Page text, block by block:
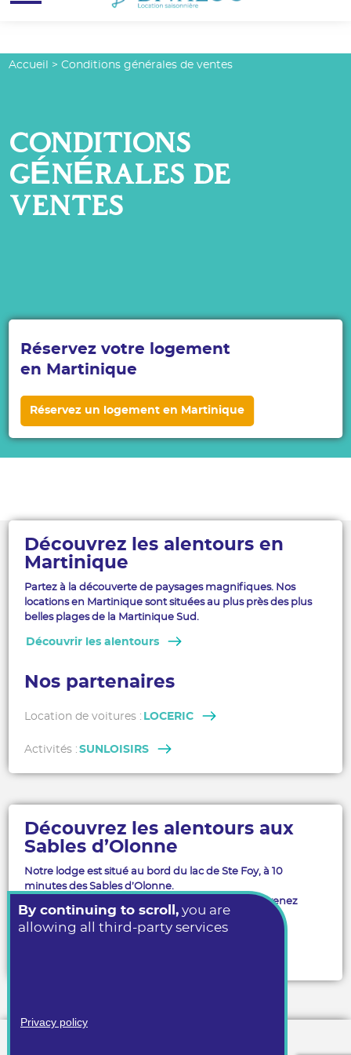
Menu
Accueil >Conditions générales de ventes
CONDITIONS
GÉNÉRALES DE
VENTES
Réservez votre logement
en Martinique
Réservez un logement en Martinique
Découvrez les alentours en
Martinique
Partez à la découverte de paysages magnifiques. Nos
locations en Martinique sont situées au plus près des plus
belles plages de la Martinique Sud.
Découvrir les alentours
Nos partenaires
Location de voitures : LOCERIC
Activités : SUNLOISIRS
Découvrez les alentours aux
Sables d’Olonne
Notre lodge est situé au bord du lac de Ste Foy, à 10
minutes des Sables d’Olonne.
Le temps d’un week-end ou pour vos vacances, venez
profitez du calme du lieu.
By continuing to scroll,you are
allowing all third-party services
Privacy policy